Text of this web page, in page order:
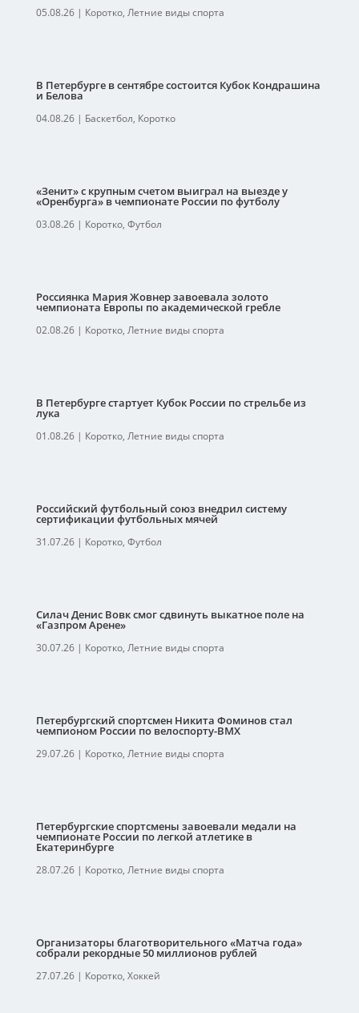
05.08.26| Коротко, Летние виды спорта
В Петербурге в сентябре состоится Кубок Кондрашина
и Белова
04.08.26| Баскетбол, Коротко
«Зенит» с крупным счетом выиграл на выезде у
«Оренбурга» в чемпионате России по футболу
03.08.26| Коротко, Футбол
Россиянка Мария Жовнер завоевала золото
чемпионата Европы по академической гребле
02.08.26| Коротко, Летние виды спорта
В Петербурге стартует Кубок России по стрельбе из
лука
01.08.26| Коротко, Летние виды спорта
Российский футбольный союз внедрил систему
сертификации футбольных мячей
31.07.26| Коротко, Футбол
Силач Денис Вовк смог сдвинуть выкатное поле на
«Газпром Арене»
30.07.26| Коротко, Летние виды спорта
Петербургский спортсмен Никита Фоминов стал
чемпионом России по велоспорту-ВМХ
29.07.26| Коротко, Летние виды спорта
Петербургские спортсмены завоевали медали на
чемпионате России по легкой атлетике в
Екатеринбурге
28.07.26| Коротко, Летние виды спорта
Организаторы благотворительного «Матча года»
собрали рекордные 50 миллионов рублей
27.07.26| Коротко, Хоккей